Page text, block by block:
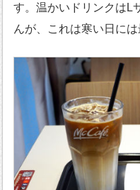
す。温かいドリンクはL
んが、これは寒い日には